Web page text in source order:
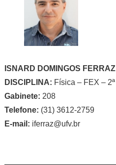
ISNARD DOMINGOS FERRAZ
DISCIPLINA: Física – FEX –
Gabinete: 208
Telefone: (31) 3612-2759
E-mail: iferraz@ufv.br